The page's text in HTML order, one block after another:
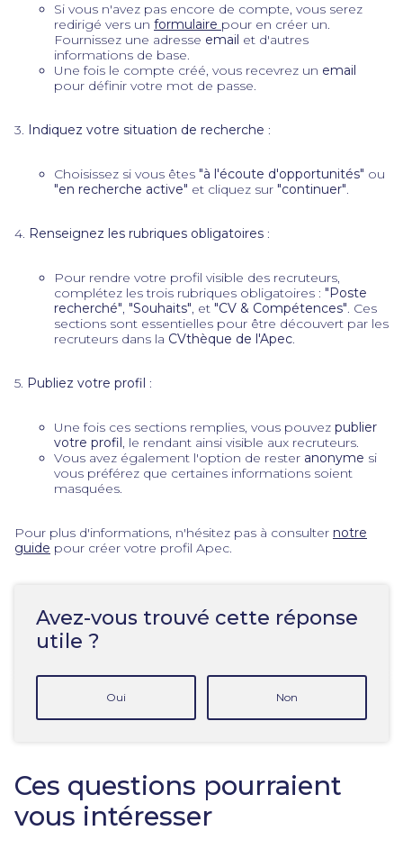
Si vous n'avez pas encore de compte, vous serez
redirigé vers un formulaire pour en créer un.
Fournissez une adresse email et d'autres
informations de base.
Une fois le compte créé, vous recevrez un email
pour définir votre mot de passe.
3. Indiquez votre situation de recherche :
Choisissez si vous êtes "à l'écoute d'opportunités" ou
"en recherche active" et cliquez sur "continuer".
4. Renseignez les rubriques obligatoires :
Pour rendre votre profil visible des recruteurs,
complétez les trois rubriques obligatoires : "Poste
recherché", "Souhaits", et "CV & Compétences". Ces
sections sont essentielles pour être découvert par les
recruteurs dans la CVthèque de l'Apec.
5. Publiez votre profil :
Une fois ces sections remplies, vous pouvez publier
votre profil, le rendant ainsi visible aux recruteurs.
Vous avez également l'option de rester anonyme si
vous préférez que certaines informations soient
masquées.
Pour plus d'informations, n'hésitez pas à consulter notre
guide pour créer votre profil Apec.
Avez-vous trouvé cette réponse
utile ?
Oui Non
Ces questions pourraient
vous intéresser